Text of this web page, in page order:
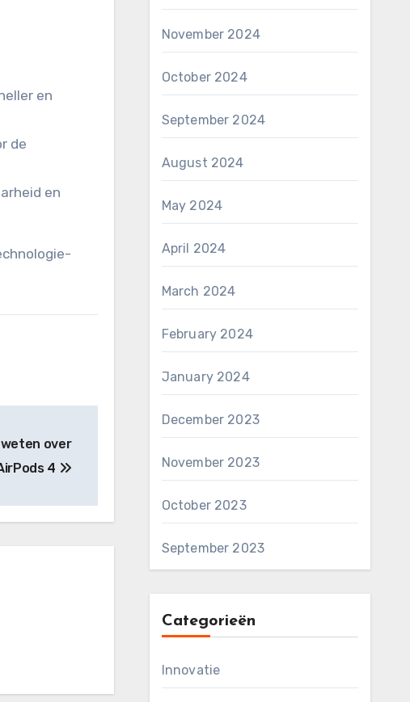
en
de
en
weten over
4
November 2024
October 2024
September 2024
August 2024
May 2024
April 2024
March 2024
February 2024
January 2024
December 2023
November 2023
October 2023
September 2023
Categorieën
Innovatie